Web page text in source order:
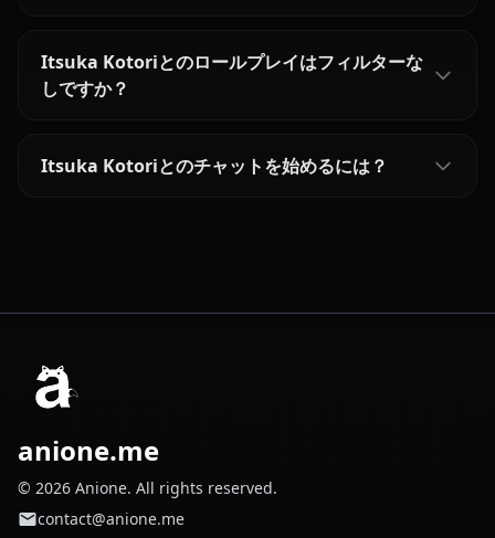
Itsuka Kotoriとのロールプレイはフィルターな
しですか？
Itsuka Kotoriとのチャットを始めるには？
anione.me
© 2026 Anione. All rights reserved.
contact@anione.me